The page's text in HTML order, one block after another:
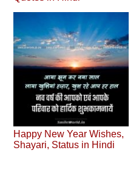
Happy New Year Wishes,
Shayari, Status in Hindi